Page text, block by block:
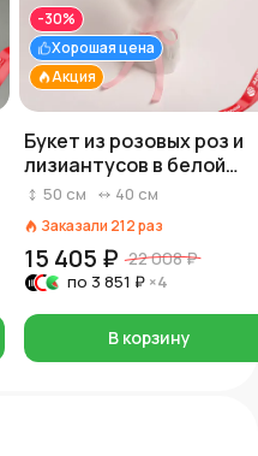
Акция
Хорошая цена
-30%
Букет из розовых роз и
лизиантусов в белой
пленке
50 см 40 см
Заказали 212раз
15 405 ₽ 22 008 ₽
по 3 851 ₽ ×4
В корзину